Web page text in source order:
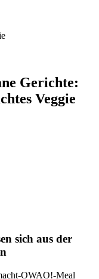
Gerichte:
Veggie
sich aus der